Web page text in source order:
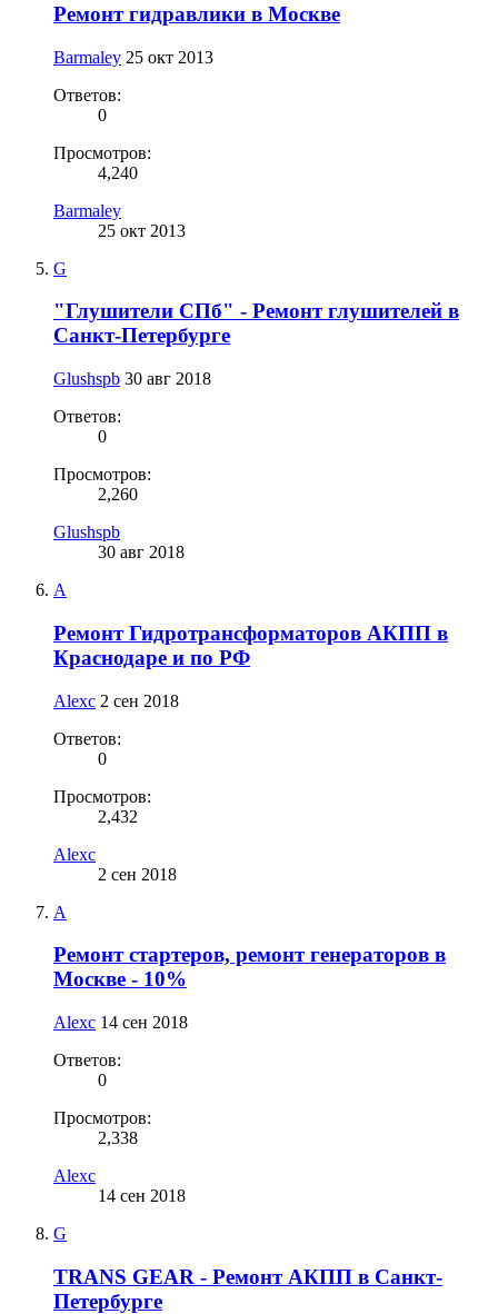
Ремонт гидравлики в Москве
Barmaley 25 окт 2013
Ответов:
0
Просмотров:
4,240
Barmaley
25 окт 2013
G
"Глушители СПб" - Ремонт глушителей в
Санкт-Петербурге
Glushspb 30 авг 2018
Ответов:
0
Просмотров:
2,260
Glushspb
30 авг 2018
A
Ремонт Гидротрансформаторов АКПП в
Краснодаре и по РФ
Alexc 2 сен 2018
Ответов:
0
Просмотров:
2,432
Alexc
2 сен 2018
A
Ремонт стартеров, ремонт генераторов в
Москве - 10%
Alexc 14 сен 2018
Ответов:
0
Просмотров:
2,338
Alexc
14 сен 2018
G
TRANS GEAR - Ремонт АКПП в Санкт-
Петербурге